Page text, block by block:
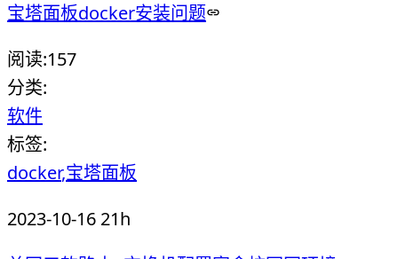
宝塔面板docker安装问题
阅读:157
分类:
软件
标签:
docker 宝塔面板
2023-10-16 21h